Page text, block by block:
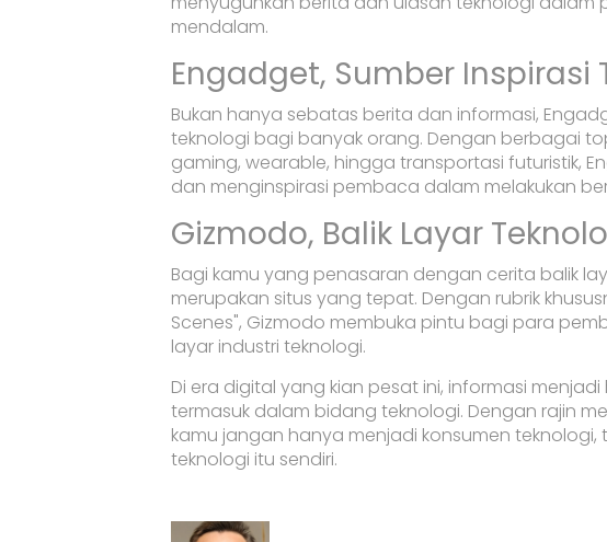
mendalam.
Engadget, Sumber Inspirasi
Bukan hanya sebatas berita dan informasi,
teknologi bagi banyak orang. Dengan berbagai
gaming, wearable, hingga transportasi futuristik,
dan menginspirasi pembaca dalam melakukan
Gizmodo, Balik Layar
Bagi kamu yang penasaran dengan cerita balik
merupakan situs yang tepat. Dengan rubrik
Scenes", Gizmodo membuka pintu bagi para
layar industri teknologi.
Di era digital yang kian pesat ini, informasi
termasuk dalam bidang teknologi. Dengan rajin
kamu jangan hanya menjadi konsumen
teknologi itu sendiri.